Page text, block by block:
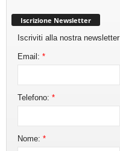
Iscrizione Newsletter
Iscriviti alla nostra newsletter
Email:*
Telefono:*
Nome:*